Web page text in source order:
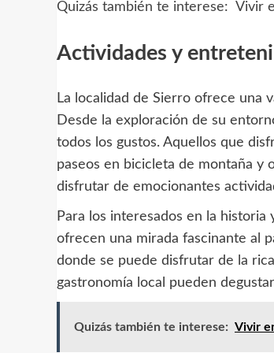
Quizás también te interese: Vivir
Actividades y
La localidad de Sierro ofrece una
Desde la exploración de su
todos los gustos. Aquellos que
paseos en bicicleta de montaña y
disfrutar de emocionantes
Para los interesados en la
ofrecen una mirada fascinante al
donde se puede disfrutar de la
gastronomía local pueden
Quizás también te interese: Vivir